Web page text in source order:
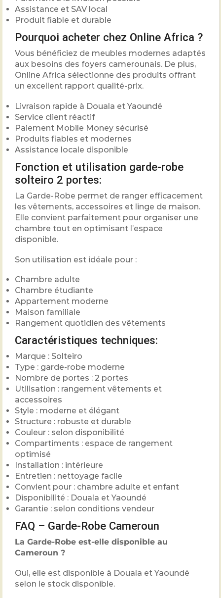
Assistance et SAV local
Produit fiable et durable
Pourquoi acheter chez Online Africa ?
Vous bénéficiez de meubles modernes adaptés
aux besoins des foyers camerounais. De plus,
Online Africa sélectionne des produits offrant
un excellent rapport qualité-prix.
Livraison rapide à Douala et Yaoundé
Service client réactif
Paiement Mobile Money sécurisé
Produits fiables et modernes
Assistance locale disponible
Fonction et utilisation garde-robe
solteiro 2 portes:
La Garde-Robe permet de ranger efficacement
les vêtements, accessoires et linge de maison.
Elle convient parfaitement pour organiser une
chambre tout en optimisant l’espace
disponible.
Son utilisation est idéale pour :
Chambre adulte
Chambre étudiante
Appartement moderne
Maison familiale
Rangement quotidien des vêtements
Caractéristiques techniques:
Marque : Solteiro
Type : garde-robe moderne
Nombre de portes : 2 portes
Utilisation : rangement vêtements et
accessoires
Style : moderne et élégant
Structure : robuste et durable
Couleur : selon disponibilité
Compartiments : espace de rangement
optimisé
Installation : intérieure
Entretien : nettoyage facile
Convient pour : chambre adulte et enfant
Disponibilité : Douala et Yaoundé
Garantie : selon conditions vendeur
FAQ – Garde-Robe Cameroun
La Garde-Robe est-elle disponible au
Cameroun ?
Oui, elle est disponible à Douala et Yaoundé
selon le stock disponible.